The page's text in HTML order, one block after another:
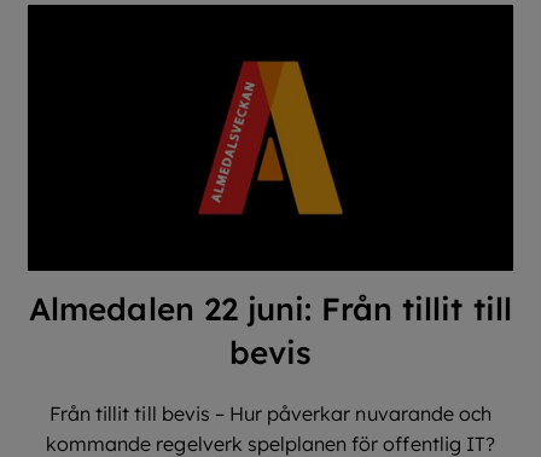
Almedalen 22 juni: Från tillit till
bevis
Från tillit till bevis – Hur påverkar nuvarande och
kommande regelverk spelplanen för offentlig IT?